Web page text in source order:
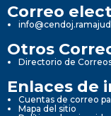
Correo
Otros
Directorio de
Enlaces de
Cuentas de correo
Mapa del sitio